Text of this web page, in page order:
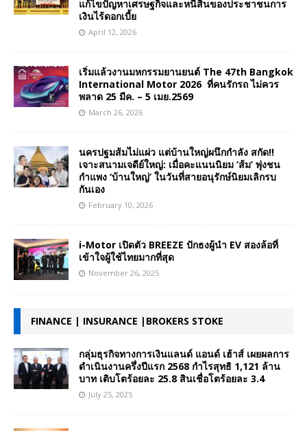
แก้ไขปัญหาเศรษฐกิจและหนี้สินของประชาชนการ
เงินไร้ดอกเบี้ย
April 12, 2026
เริ่มแล้วงานมหกรรมยานยนต์ The 47th Bangkok
International Motor 2026 ที่คนรักรถ ไม่ควร
พลาด 25 มีค. – 5 เมย.2569
March 26, 2026
นครปฐมส้มไม่แผ่ว แต่บ้านใหญ่ผนึกกำลัง สกัด!!
เจาะสนามเจดีย์ใหญ่: เมื่อคะแนนนิยม ‘ส้ม’ พุ่งชน
กำแพง ‘บ้านใหญ่’ ในวันที่สายอนุรักษ์นิยมเลิกรบ
กันเอง
February 10, 2026
i-Motor เปิดตัว BREEZE ปักธงผู้นำ EV สองล้อที่
เข้าใจผู้ใช้ไทยมากที่สุด
November 26, 2025
FINANCE | INSURANCE |BROKERS STOKE
กลุ่มธุรกิจทางการเงินแลนด์ แอนด์ เฮ้าส์ เผยผลการ
ดำเนินงานครึ่งปีแรก 2568 กำไรสุทธิ 1,121 ล้าน
บาท เติบโตร้อยละ 25.8 สินเชื่อโตร้อยละ 3.4
July 25, 2025